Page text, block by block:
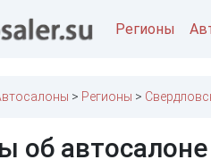
Регионы
Регионы
об автосалоне